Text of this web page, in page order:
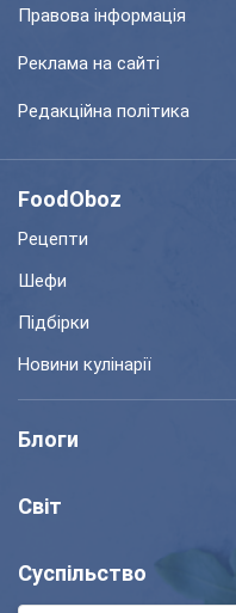
Правова інформація
Реклама на сайті
Редакційна політика
FoodOboz
Рецепти
Шефи
Підбірки
Новини кулінарії
Блоги
Світ
Суспільство